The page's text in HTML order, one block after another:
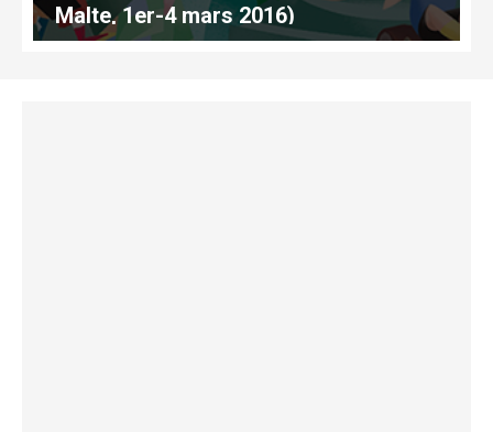
Malte, 1er-4 mars 2016)